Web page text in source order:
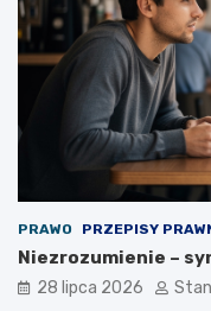
PRAWO PRZEPISY
Niezrozumienie –
28 lipca 2026